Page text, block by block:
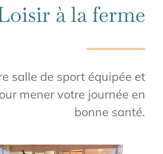
à la ferme
salle de sport équipée et
mener votre journée en
bonne santé.